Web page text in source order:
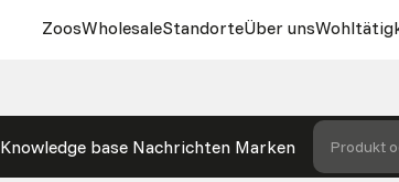
ZoosWholesaleStandorteÜber uns
Knowledge base Nachrichten Marken Produkt